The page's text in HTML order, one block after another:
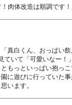
肉体改造は順調です
真白くん、おっぱい
ていて「可愛いなー
もっといっぱい抱っ
に遊びに行っていた
います。